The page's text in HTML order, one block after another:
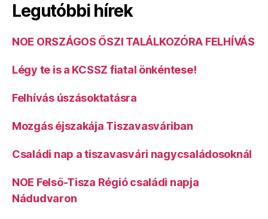
Legutóbbi hírek
NOE ORSZÁGOS ŐSZI TALÁLKOZÓRA FELHÍVÁS
Légy te is a KCSSZ fiatal önkéntese!
Felhívás úszásoktatásra
Mozgás éjszakája Tiszavasváriban
Családi nap a tiszavasvári nagycsaládosoknál
NOE Felső-Tisza Régió családi napja
Nádudvaron